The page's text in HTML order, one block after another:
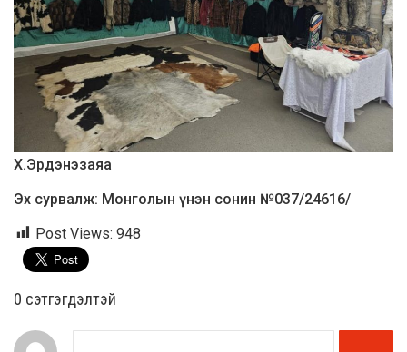
Х.Эрдэнэзаяа
Эх сурвалж: Монголын үнэн сонин №037/24616/
Post Views: 948
0 cэтгэгдэлтэй